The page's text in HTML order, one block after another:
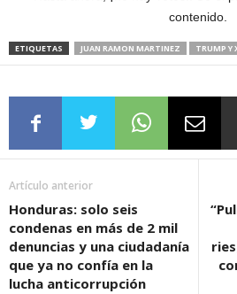
contenido.
ETIQUETAS JUAN RAMON MARTINEZ TRUMP Y
Artículo anterior
Honduras: solo seis
condenas en más de 2 mil
denuncias y una ciudadanía
que ya no confía en la
lucha anticorrupción